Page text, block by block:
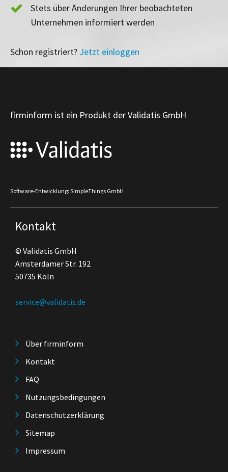
Stets über Änderungen Ihrer beobachteten
Unternehmen informiert werden
Schon registriert? Jetzt einloggen
firminform ist ein Produkt der Validatis GmbH
Software-Entwicklung: SimpleThings GmbH
Kontakt
© Validatis GmbH
Amsterdamer Str. 192
50735 Köln
service@validatis.de
Über firminform
Kontakt
FAQ
Nutzungsbedingungen
Datenschutzerklärung
Sitemap
Impressum